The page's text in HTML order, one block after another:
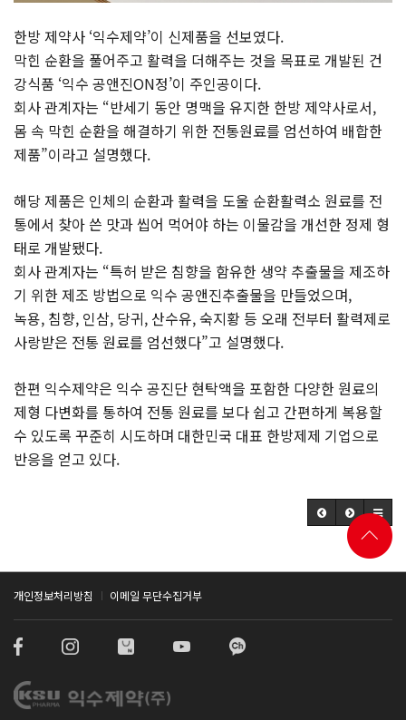
한방 제약사 ‘익수제약’이 신제품을 선보였다.
막힌 순환을 풀어주고 활력을 더해주는 것을 목표로 개발된 건
강식품 ‘익수 공앤진ON정’이 주인공이다.
회사 관계자는 “반세기 동안 명맥을 유지한 한방 제약사로서,
몸 속 막힌 순환을 해결하기 위한 전통원료를 엄선하여 배합한
제품”이라고 설명했다.
해당 제품은 인체의 순환과 활력을 도울 순환활력소 원료를 전
통에서 찾아 쓴 맛과 씹어 먹어야 하는 이물감을 개선한 정제 형
태로 개발됐다.
회사 관계자는 “특허 받은 침향을 함유한 생약 추출물을 제조하
기 위한 제조 방법으로 익수 공앤진추출물을 만들었으며,
녹용, 침향, 인삼, 당귀, 산수유, 숙지황 등 오래 전부터 활력제로
사랑받은 전통 원료를 엄선했다”고 설명했다.
한편 익수제약은 익수 공진단 현탁액을 포함한 다양한 원료의
제형 다변화를 통하여 전통 원료를 보다 쉽고 간편하게 복용할
수 있도록 꾸준히 시도하며 대한민국 대표 한방제제 기업으로
반응을 얻고 있다.
개인정보처리방침 이메일 무단수집거부